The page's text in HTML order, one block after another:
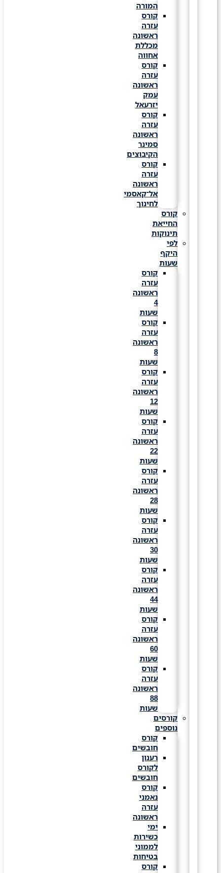
המורה
קורס
עזרה
ראשונה
מכללת
אחווה
קורס
עזרה
ראשונה
יזרעאל
קורס
עזרה
ראשונה
סמינר
הקיבוצים
קורס
עזרה
ראשונה
אל־קאסמי
לחינוך
קורס
החייאת
תינוקות
לפי
היקף
שעות
קורס
עזרה
ראשונה
שעות
קורס
עזרה
ראשונה
שעות
קורס
עזרה
ראשונה
שעות
קורס
עזרה
ראשונה
שעות
קורס
עזרה
ראשונה
שעות
קורס
עזרה
ראשונה
שעות
קורס
עזרה
ראשונה
שעות
קורס
עזרה
ראשונה
שעות
קורס
עזרה
ראשונה
שעות
קורסים
נוספים
קורס
חובשים
רענון
לקורס
חובשים
קורס
נאמני
עזרה
ראשונה
ימי
כשירות
לממוני
בטיחות
קורס